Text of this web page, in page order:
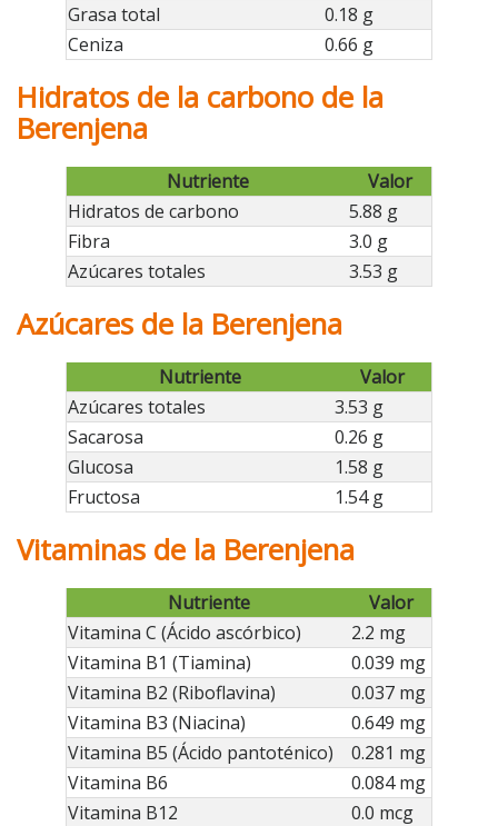
Grasa total
0.18 g
Ceniza
0.66 g
Hidratos de la carbono de la
Berenjena
Nutriente
Valor
Hidratos de carbono
5.88 g
Fibra
3.0 g
Azúcares totales
3.53 g
Azúcares de la Berenjena
Nutriente
Valor
Azúcares totales
3.53 g
Sacarosa
0.26 g
Glucosa
1.58 g
Fructosa
1.54 g
Vitaminas de la Berenjena
Nutriente
Valor
Vitamina C (Ácido ascórbico)
2.2 mg
Vitamina B1 (Tiamina)
0.039 mg
Vitamina B2 (Riboflavina)
0.037 mg
Vitamina B3 (Niacina)
0.649 mg
Vitamina B5 (Ácido pantoténico)
0.281 mg
Vitamina B6
0.084 mg
Vitamina B12
0.0 mcg